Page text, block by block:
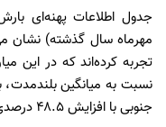
جدول اطلاعات پهنه‌ای
نسبت به میانگین
جنوبی با افزایش ۴۸.۵ درصدی بارش قرار دارد.